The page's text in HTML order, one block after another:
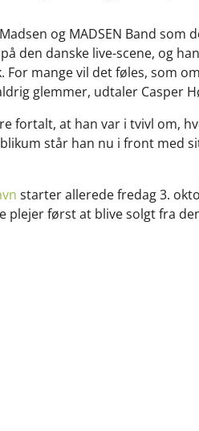
og MADSEN Band
den danske live-scene, og
For mange vil det føles, som
glemmer, udtaler Casper
fortalt, at han var i tvivl om,
står han nu i front med
starter allerede fredag 3.
først at blive solgt fra